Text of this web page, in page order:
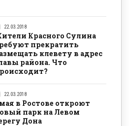
22.03.2018
Красного Сулина
прекратить
клевету в адрес
района. Что
22.03.2018
в Ростове откроют
парк на Левом
Дона